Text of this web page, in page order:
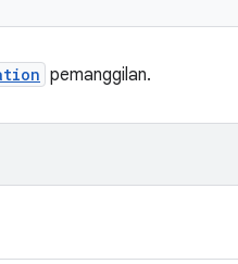
pemanggilan.